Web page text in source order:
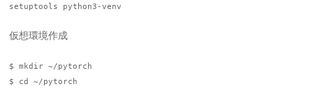
setuptools python3-venv
仮想環境作成
$ mkdir ~/pytorch
$ cd ~/pytorch